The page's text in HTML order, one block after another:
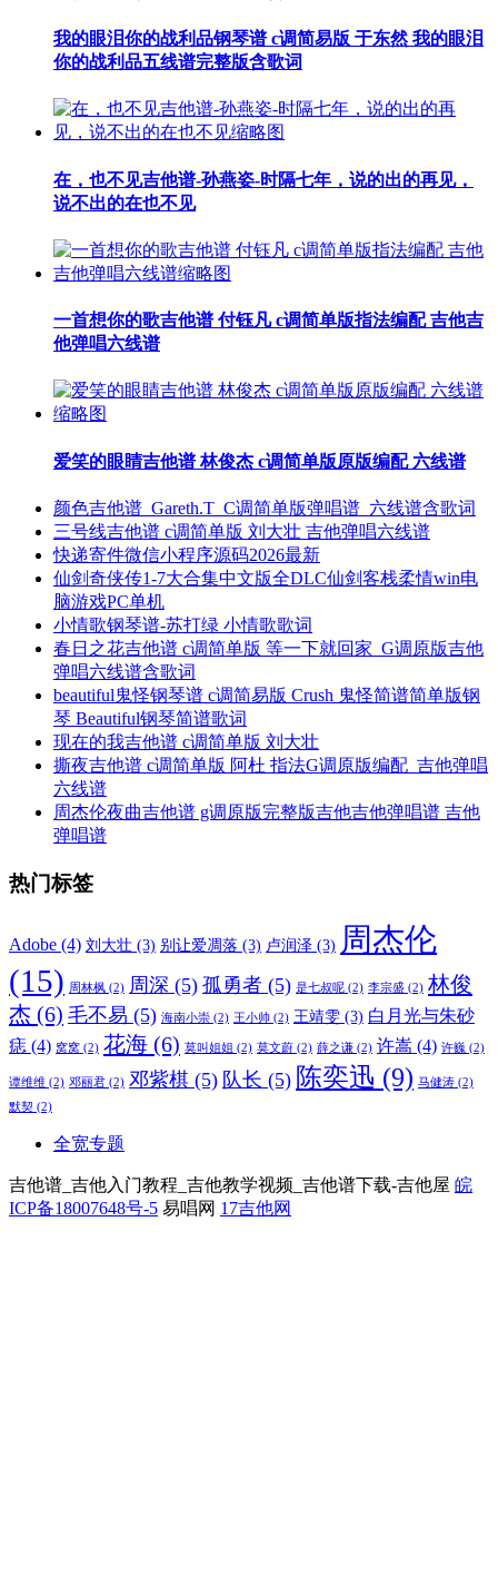
我的眼泪你的战利品钢琴谱 c调简易版 于东然 我的眼泪
你的战利品五线谱完整版含歌词
在，也不见吉他谱-孙燕姿-时隔七年，说的出的再见，
说不出的在也不见
一首想你的歌吉他谱 付钰凡 c调简单版指法编配 吉他吉
他弹唱六线谱
爱笑的眼睛吉他谱 林俊杰 c调简单版原版编配 六线谱
颜色吉他谱_Gareth.T_C调简单版弹唱谱_六线谱含歌词
三号线吉他谱 c调简单版 刘大壮 吉他弹唱六线谱
快递寄件微信小程序源码2026最新
仙剑奇侠传1-7大合集中文版全DLC仙剑客栈柔情win电
脑游戏PC单机
小情歌钢琴谱-苏打绿 小情歌歌词
春日之花吉他谱 c调简单版 等一下就回家_G调原版吉他
弹唱六线谱含歌词
beautiful鬼怪钢琴谱 c调简易版 Crush 鬼怪简谱简单版钢
琴 Beautiful钢琴简谱歌词
现在的我吉他谱 c调简单版 刘大壮
撕夜吉他谱 c调简单版 阿杜 指法G调原版编配_吉他弹唱
六线谱
周杰伦夜曲吉他谱 g调原版完整版吉他吉他弹唱谱 吉他
弹唱谱
热门标签
Adobe (4) 刘大壮 (3) 别让爱凋落 (3) 卢润泽 (3) 周杰伦
(15) 周林枫 (2) 周深 (5) 孤勇者 (5) 是七叔呢 (2) 李宗盛 (2) 林俊
杰 (6) 毛不易 (5) 海南小崇 (2) 王小帅 (2) 王靖雯 (3) 白月光与朱砂
痣 (4) 窝窝 (2) 花海 (6) 莫叫姐姐 (2) 莫文蔚 (2) 薛之谦 (2) 许嵩 (4) 许巍 (2)
谭维维 (2) 邓丽君 (2) 邓紫棋 (5) 队长 (5) 陈奕迅 (9) 马健涛 (2)
默契 (2)
全宽专题
吉他谱_吉他入门教程_吉他教学视频_吉他谱下载-吉他屋 皖
ICP备18007648号-5 易唱网 17吉他网